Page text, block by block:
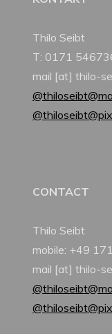
Thilo Seibt
T: 0171
mail [at] thilo-
CONTACT
Thilo Seibt
mobile: +49
mail [at] thilo-